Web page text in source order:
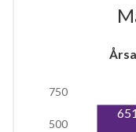
lägenhet
500
750
651